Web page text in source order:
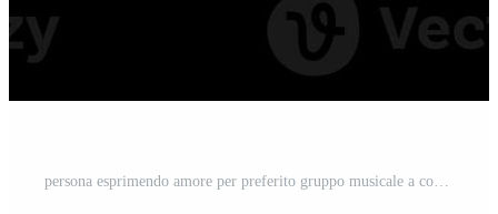
persona esprimendo amore per preferito gruppo musicale a concerto mostrato nel nero silhouette Foto Pro